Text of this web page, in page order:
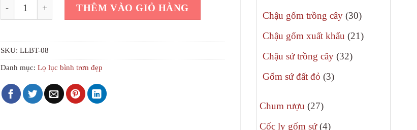
phẩm
Chậu gốm trồng cây 3030
phẩm
Chậu gốm xuất khẩu 2121
Chậu sứ trồng cây 3232
Gốm sứ đất đỏ 33
Chum rượu 2727
Cốc ly gốm sứ 44
Lọ lục bình trơn đẹp lý ngư vọng nguyệt màu vàng 1m55-1m78 số lượng
THÊM VÀO GIỎ HÀNG
SKU: LLBT-08
Danh mục: Lọ lục bình trơn đẹp